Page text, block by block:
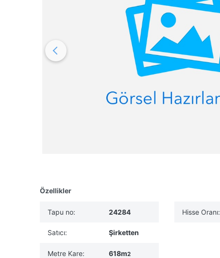
Özellikler
Tapu no: 24284
Satıcı: Şirketten
Metre Kare: 618m2
Hisse Oranı: